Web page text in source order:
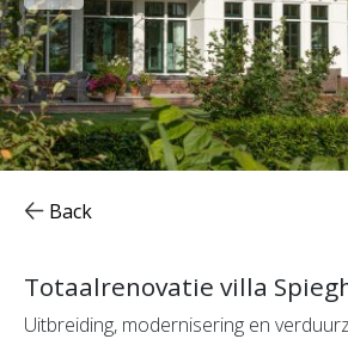
Totaalrenovatie villa
Uitbreiding, modernisering en
Back